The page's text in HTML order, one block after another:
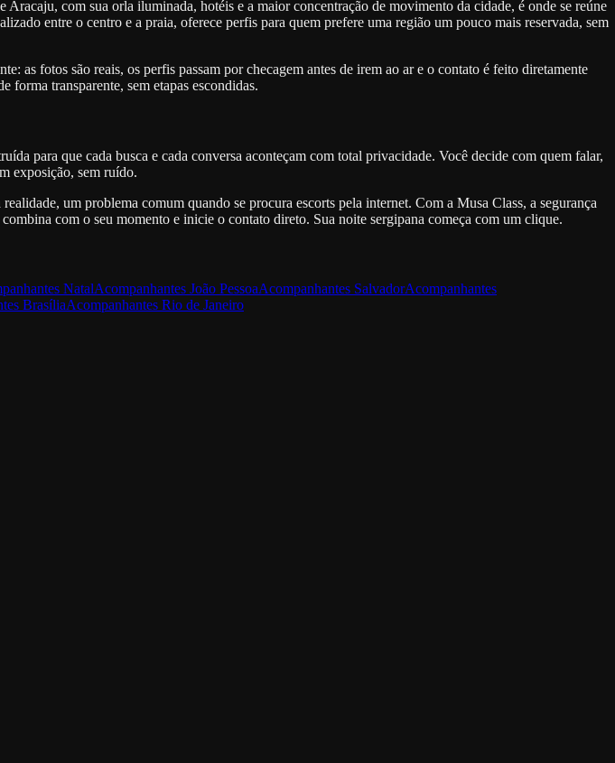
Aracaju, com sua orla iluminada, hotéis e a maior concentração de movimento da cidade, é onde se reúne
entre o centro e a praia, oferece perfis para quem prefere uma região um pouco mais reservada, sem
fotos são reais, os perfis passam por checagem antes de irem ao ar e o contato é feito diretamente
forma transparente, sem etapas escondidas.
para que cada busca e cada conversa aconteçam com total privacidade. Você decide com quem falar,
exposição, sem ruído.
um problema comum quando se procura escorts pela internet. Com a Musa Class, a segurança
com o seu momento e inicie o contato direto. Sua noite sergipana começa com um clique.
NatalAcompanhantes João PessoaAcompanhantes SalvadorAcompanhantes
BrasíliaAcompanhantes Rio de Janeiro